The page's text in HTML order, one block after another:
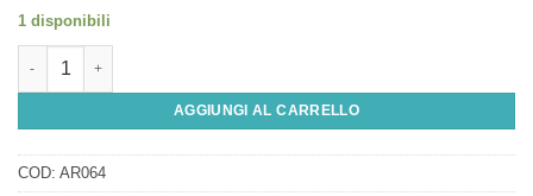
1 disponibili
Modello Auto in Legno, Silver quantità
AGGIUNGI AL CARRELLO
COD: AR064